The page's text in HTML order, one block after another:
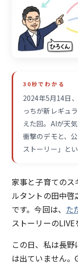
30秒でわかる
2024年5月14日
っちが新レギュ
えた回。AIが天
衝撃のデモと、
ストーリー」と
家事と子育てのス
ルタントの田中
です。今回は、 た
ストーリーのLIVE
この日、私は長
は出ていません。